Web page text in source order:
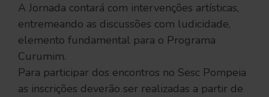
A Jornada contará com intervenções artísticas,
entremeando as discussões com ludicidade,
elemento fundamental para o Programa
Curumim.
Para participar dos encontros no Sesc Pompeia
as inscrições deverão ser realizadas a partir de